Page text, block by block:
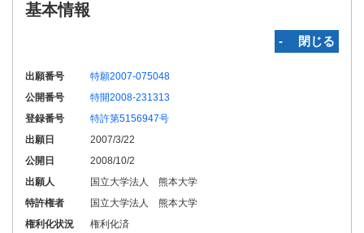
基本情報
‐ 閉じる
出願番号
特願2007-075048
公開番号
特開2008-231313
登録番号
特許第5156947号
出願日
2007/3/22
公開日
2008/10/2
出願人
国立大学法人 熊本大学
特許権者
国立大学法人 熊本大学
権利化状況
権利化済